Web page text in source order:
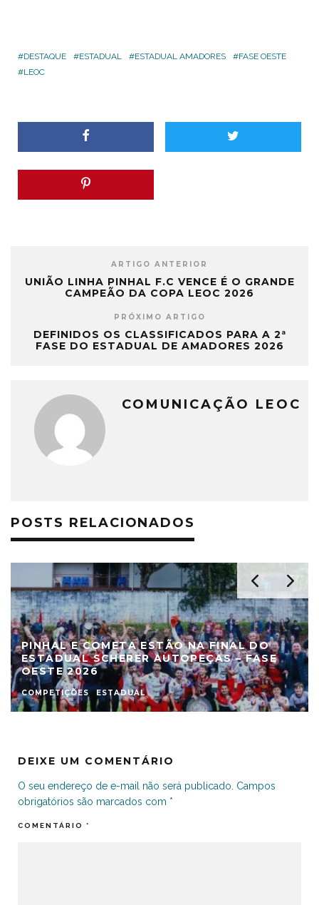
DESTAQUE ESTADUAL ESTADUAL AMADORES
FASE OESTE
LEOC
ARTIGO ANTERIOR
UNIÃO LINHA PINHAL F.C VENCE É O GRANDE
CAMPEÃO DA COPA LEOC 2026
PRÓXIMO ARTIGO
DEFINIDOS OS CLASSIFICADOS PARA A 2ª
FASE DO ESTADUAL DE AMADORES 2026
COMUNICAÇÃO LEOC
POSTS RELACIONADOS
PINHAL E COMETA ESTÃO NA FINAL DO
ESTADUAL SCHERER AUTOPEÇAS – FASE
OESTE 2026
COMPETIÇÕES ESTADUAL
DEIXE UM COMENTÁRIO
O seu endereço de e-mail não será publicado. Campos
obrigatórios são marcados com *
COMENTÁRIO *